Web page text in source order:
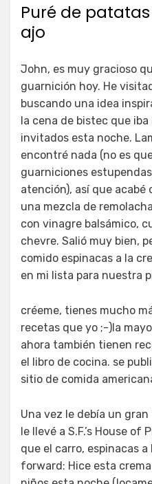
Puré de
ajo
John, es muy gracioso
guarnición hoy. He
buscando una idea
la cena de bistec que iba
invitados esta noche.
encontré nada (no es
guarniciones
atención), así que acabé
una mezcla de
con vinagre balsámico,
chevre. Salió muy bien,
comido espinacas a la
en mi lista para nuestra
créeme, tienes mucho
recetas que yo ;-)la
ahora también tienen
el libro de cocina. se
sitio de comida
Una vez le debía un
le llevé a S.F.’s House of
que el carro, espinacas
forward: Hice esta